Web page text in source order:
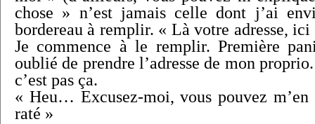
chose » n’est jamais celle dont j’ai
bordereau à remplir. « Là votre adresse,
Je commence à le remplir. Première
oublié de prendre l’adresse de mon
c’est pas ça.
« Heu… Excusez-moi, vous pouvez m’en
raté »